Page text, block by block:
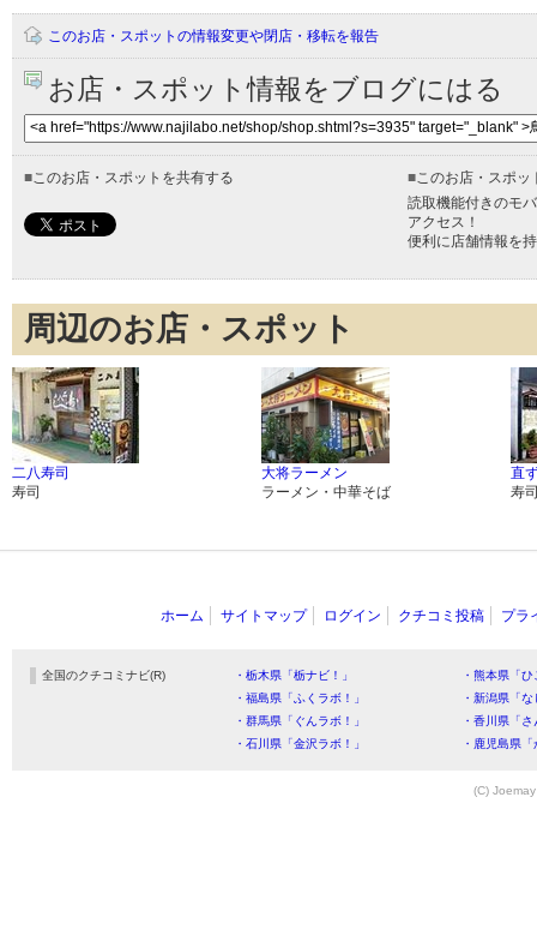
このお店・スポットの情報変更や閉店・移転を報告
お店・スポット情報をブログにはる
■ このお店・スポットを共有する ■ このお店・スポ
読取機能付きのモ
アクセス！
便利に店舗情報を
周辺のお店・スポット
二八寿司
寿司
大将ラーメン
ラーメン・中華そば
直
寿
ホーム サイトマップ ログイン クチコミ投稿 プラ
全国のクチコミナビ(R) ・栃木県「栃ナビ！」
・熊本県「
・福島県「ふくラボ！」
・新潟県「
・群馬県「ぐんラボ！」
・香川県「
・石川県「金沢ラボ！」
・鹿児島県
(C)